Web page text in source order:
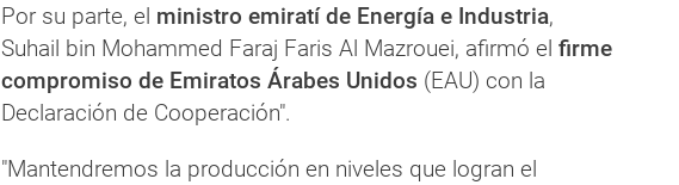
Por su parte, el ministro emiratí de Energía e Industria,
Suhail bin Mohammed Faraj Faris Al Mazrouei, afirmó el firme
compromiso de Emiratos Árabes Unidos (EAU) con la
Declaración de Cooperación".
"Mantendremos la producción en niveles que logran el